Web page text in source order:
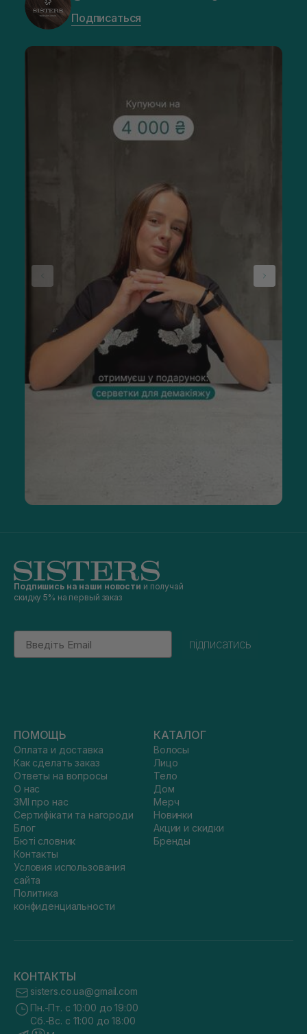
Подписаться
Подпишись на наши новости и получай
скидку 5% на первый заказ
Email
підписатись
ПОМОЩЬ
Оплата и доставка
Как сделать заказ
Ответы на вопросы
О нас
ЗМІ про нас
Сертифікати та нагороди
Блог
Бюті словник
Контакты
Условия использования
сайта
Политика
конфиденциальности
КАТАЛОГ
Волосы
Лицо
Тело
Дом
Мерч
Новинки
Акции и скидки
Бренды
КОНТАКТЫ
sisters.co.ua@gmail.com
Пн.-Пт. с 10:00 до 19:00
Сб.-Вс. с 11:00 до 18:00